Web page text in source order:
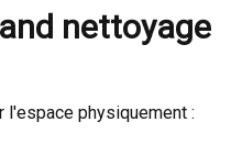
nettoyage
l'espace physiquement :